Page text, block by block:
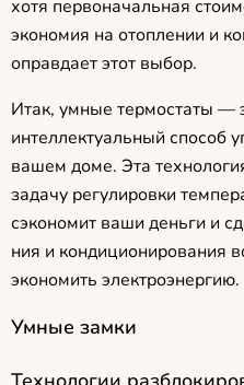
хотя первоначальная
экономия на отоплении и
оправдает этот выбор.
Итак, умные термостаты —
интеллектуальный способ
вашем доме. Эта
задачу регулировки
сэкономит ваши деньги и
ния и кондиционирования
экономить электроэнергию.
Умные замки